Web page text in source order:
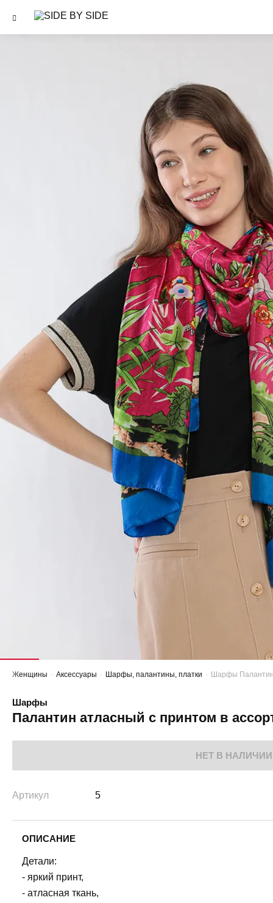
Женщины Аксессуары Шарфы, палантины, платки Шарфы Палантин
Шарфы
Палантин атласный с принтом в
НЕТ В НАЛИЧИИ
Артикул 5
ОПИСАНИЕ
Детали:
- яркий принт,
- атласная ткань,